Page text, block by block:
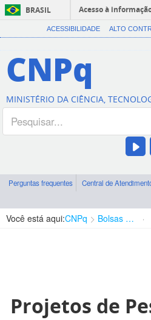
BRASIL
Acesso à
ACESSIBILIDADE ALTO
CNPq
MINISTÉRIO DA CIÊNCIA,
Perguntas frequentes Central de
Você está aqui:CNPq Bolsas e Auxílios Vigentes
Projetos de